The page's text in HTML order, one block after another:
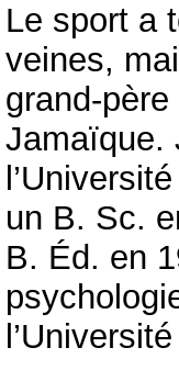
Le sport a
veines,
grand-
Jamaïque.
un B. Sc.
B. Éd. en